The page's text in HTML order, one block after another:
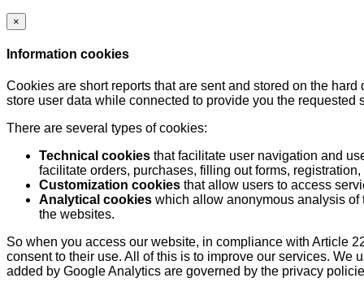
×
Information cookies
Cookies are short reports that are sent and stored on the
store user data while connected to provide you the
There are several types of cookies:
Technical cookies that facilitate user navigation and
facilitate orders, purchases, filling out forms,
Customization cookies that allow users to access
Analytical cookies which allow anonymous analysis
the websites.
So when you access our website, in compliance with Article
consent to their use. All of this is to improve our services.
added by Google Analytics are governed by the privacy